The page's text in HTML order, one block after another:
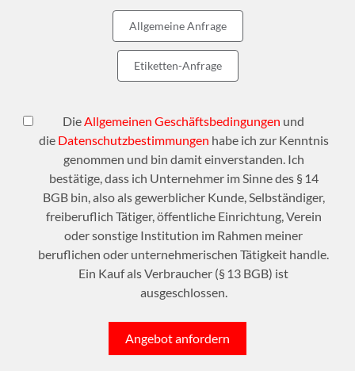
Allgemeine Anfrage
Etiketten-Anfrage
Die Allgemeinen Geschäftsbedingungen und
die Datenschutzbestimmungen habe ich zur Kenntnis
genommen und bin damit einverstanden. Ich
bestätige, dass ich Unternehmer im Sinne des § 14
BGB bin, also als gewerblicher Kunde, Selbständiger,
freiberuflich Tätiger, öffentliche Einrichtung, Verein
oder sonstige Institution im Rahmen meiner
beruflichen oder unternehmerischen Tätigkeit handle.
Ein Kauf als Verbraucher (§ 13 BGB) ist
ausgeschlossen.
Angebot anfordern